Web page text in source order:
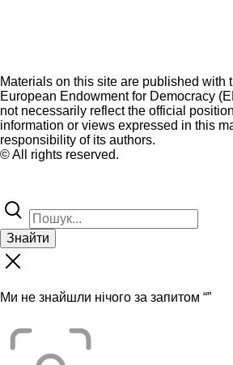
Materials on this site are published with
European Endowment for Democracy
not necessarily reflect the official
information or views expressed in this
responsibility of its authors.
© All rights reserved.
Знайти
Ми не знайшли нічого за запитом “”